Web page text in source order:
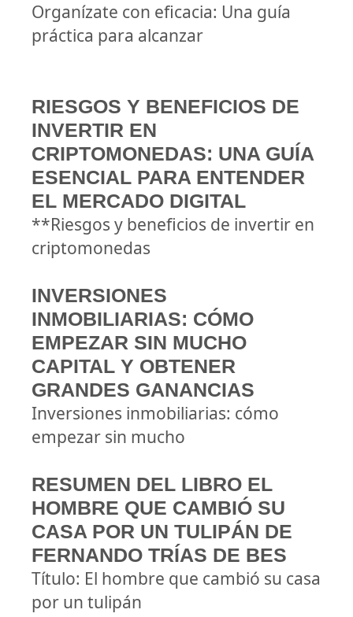
Organízate con eficacia: Una guía
práctica para alcanzar
RIESGOS Y BENEFICIOS DE
INVERTIR EN
CRIPTOMONEDAS: UNA GUÍA
ESENCIAL PARA ENTENDER
EL MERCADO DIGITAL
**Riesgos y beneficios de invertir en
criptomonedas
INVERSIONES
INMOBILIARIAS: CÓMO
EMPEZAR SIN MUCHO
CAPITAL Y OBTENER
GRANDES GANANCIAS
Inversiones inmobiliarias: cómo
empezar sin mucho
RESUMEN DEL LIBRO EL
HOMBRE QUE CAMBIÓ SU
CASA POR UN TULIPÁN DE
FERNANDO TRÍAS DE BES
Título: El hombre que cambió su casa
por un tulipán